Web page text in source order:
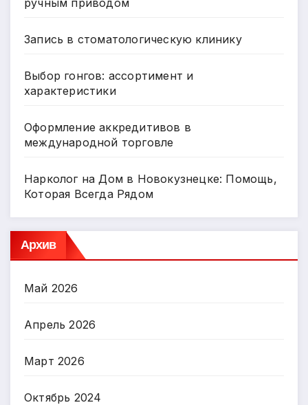
ручным приводом
Запись в стоматологическую клинику
Выбор гонгов: ассортимент и
характеристики
Оформление аккредитивов в
международной торговле
Нарколог на Дом в Новокузнецке: Помощь,
Которая Всегда Рядом
Архив
Май 2026
Апрель 2026
Март 2026
Октябрь 2024